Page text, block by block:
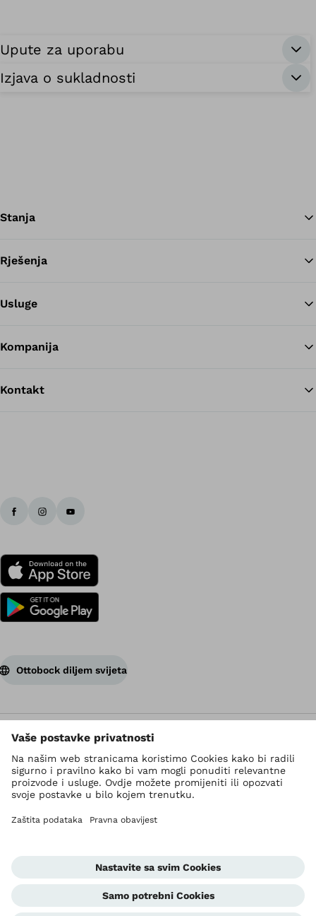
Upute za uporabu
Izjava o sukladnosti
Stanja
Rješenja
Usluge
Kompanija
Kontakt
Ottobock diljem svijeta
Autorsko pravo ima Ottobock
Postavke zaštite podataka
Pravila zaštite privatnosti
Uvjeti korištenja
Imprint
Jedinica za zviždanje
Kontakt obrazac